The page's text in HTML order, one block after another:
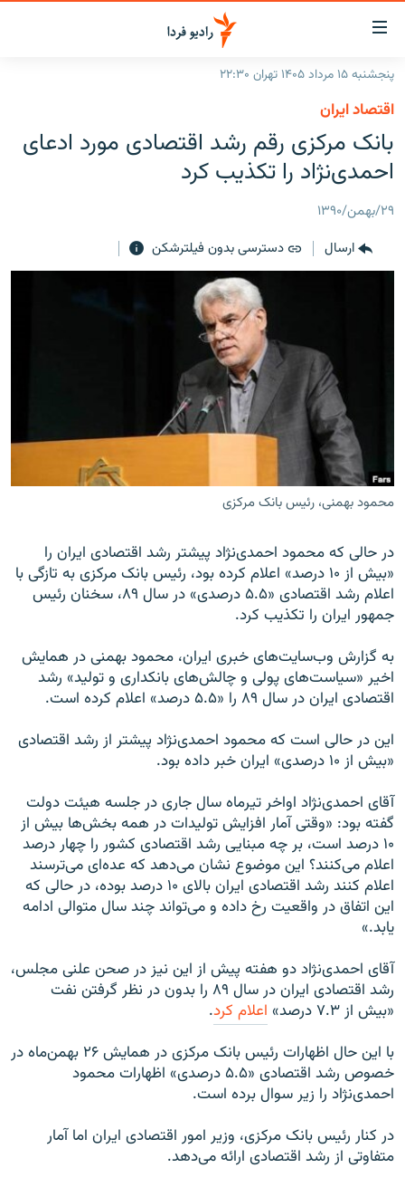
لینک‌های
قابلیت
دسترسی
بازگشت
منوی
اصلی
رفتن
صفحه
جستجو
ایران
جهان
برنامه‌های رادیویی
پادکست
چندرسانه‌ای
به ما بپیوندید
زبان‌های دیگر
پنجشنبه ۱۵ مرداد ۱۴۰۵ تهران ۲۲:۳۰
اقتصاد ایران
بانک مرکزی رقم رشد اقتصادی مورد ادعای
احمدی‌نژاد را تکذیب کرد
۲۹/بهمن/۱۳۹۰
ارسال
دسترسی بدون فیلترشکن
محمود بهمنی، رئیس بانک مرکزی
در حالی که محمود احمدی‌نژاد پیشتر رشد اقتصادی ایران را
«بیش از ۱۰ درصد» اعلام کرده بود، رئیس بانک مرکزی به تازگی با
اعلام رشد اقتصادی «۵.۵ درصدی» در سال ۸۹، سخنان رئیس
جمهور ایران را تکذیب کرد.
به گزارش وب‌سایت‌های خبری ایران، محمود بهمنی در همایش
اخیر «سیاست‌های پولی و چالش‌های بانکداری و تولید» رشد
اقتصادی ایران در سال ۸۹ را «۵.۵ درصد» اعلام کرده است.
این در حالی است که محمود احمدی‌نژاد پیشتر از رشد اقتصادی
«بیش از ۱۰ درصدی» ایران خبر داده بود.
آقای احمدی‌نژاد اواخر تیرماه سال جاری در جلسه هیئت دولت
گفته بود: «وقتی آمار افزایش تولیدات در همه بخش‌ها بیش از
۱۰ درصد است، بر چه مبنایی رشد اقتصادی کشور را چهار درصد
اعلام می‌کنند؟ این موضوع نشان می‌دهد که عده‌ای می‌ترسند
اعلام کنند رشد اقتصادی ایران بالای ۱۰ درصد بوده، در حالی که
این اتفاق در واقعیت رخ داده و می‌تواند چند سال متوالی ادامه
یابد.»
آقای احمدی‌نژاد دو هفته پیش از این نیز در صحن علنی مجلس،
رشد اقتصادی ایران در سال ۸۹ را بدون در نظر گرفتن نفت
«بیش از ۷.۳ درصد»
اعلام کرد.
با این‌ حال اظهارات رئیس بانک مرکزی در همایش ۲۶ بهمن‌ماه در
خصوص رشد اقتصادی «۵.۵ درصدی» اظهارات محمود
احمدی‌نژاد را زیر سوال برده است.
در کنار رئیس بانک‌ مرکزی، وزیر امور اقتصادی ایران اما آمار
متفاوتی از رشد اقتصادی ارائه می‌دهد.